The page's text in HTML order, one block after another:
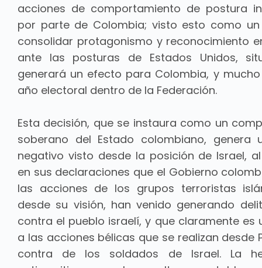
acciones de comportamiento de postura
por parte de Colombia; visto esto como
consolidar protagonismo y reconocimiento
ante las posturas de Estados Unidos,
generará un efecto para Colombia, y
año electoral dentro de la Federación.
Esta decisión, que se instaura como un
soberano del Estado colombiano, genera
negativo visto desde la posición de Israel,
en sus declaraciones que el Gobierno
las acciones de los grupos terroristas
desde su visión, han venido generando
contra el pueblo israelí, y que claramente es
a las acciones bélicas que se realizan desde
contra de los soldados de Israel. La